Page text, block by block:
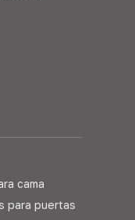
cama
para puertas